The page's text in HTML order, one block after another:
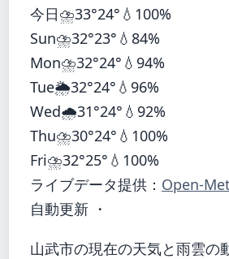
今日⛈️33°24° 💧100%
Sun⛈️32°23° 💧84%
Mon⛈️32°24° 💧94%
Tue🌦️32°24° 💧96%
Wed🌧️31°24° 💧92%
Thu⛈️30°24° 💧100%
Fri⛈️32°25° 💧100%
ライブデータ提供： Open-
自動更新 ・
山武市の現在の天気と雨雲の